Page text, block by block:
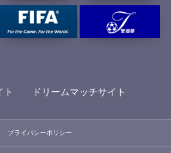
ト ドリームマッチサイト
プライバシーポリシー